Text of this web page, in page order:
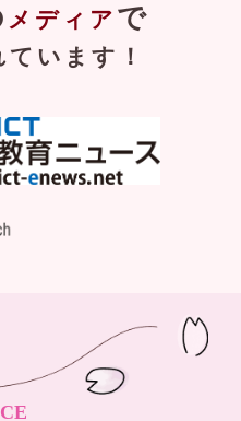
メディア で
います！